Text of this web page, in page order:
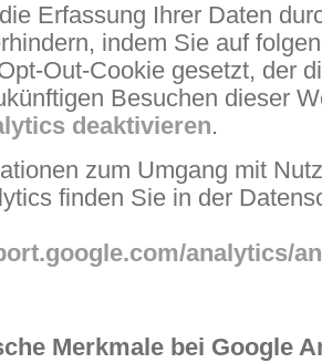
Erfassung Ihrer Daten
indem Sie auf
Out-Cookie gesetzt, der
Besuchen dieser
deaktivieren.
zum Umgang mit
finden Sie in der
analytics/
Merkmale bei Google